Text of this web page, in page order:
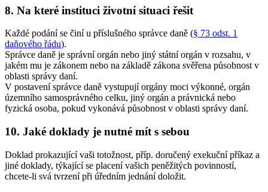
8. Na které instituci životní situaci řešit
Každé podání se činí u příslušného správce daně (§ 73 odst. 1
daňového řádu).
Správce daně je správní orgán nebo jiný státní orgán v rozsahu, v
jakém mu je zákonem nebo na základě zákona svěřena působnost v
oblasti správy daní.
V postavení správce daně vystupují orgány moci výkonné, orgán
územního samosprávného celku, jiný orgán a právnická nebo
fyzická osoba, pokud vykonává působnost v oblasti správy daní.
10. Jaké doklady je nutné mít s sebou
Doklad prokazující vaši totožnost, příp. doručený exekuční příkaz a
jiné doklady, týkající se placení vašich peněžitých povinností,
chcete-li svá tvrzení při úředním jednání doložit.